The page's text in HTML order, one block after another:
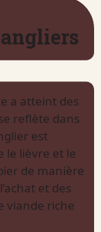
a atteint des
reflète dans
est
le lièvre et le
de manière
et des
viande riche